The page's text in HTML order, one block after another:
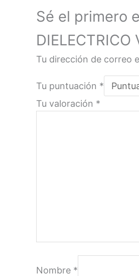
Sé el primero
DIELECTRICO
Tu dirección de correo
Tu puntuación *
Tu valoración *
Nombre *